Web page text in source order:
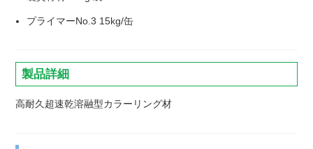
プライマーNo.3 15kg/缶
製品詳細
高耐久超速乾溶融型カラーリング材